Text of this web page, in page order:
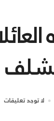
لا توجد تعليقات